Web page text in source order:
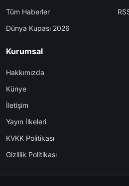
Tüm Haberler
Dünya Kupası 2026
Kurumsal
Hakkımızda
Künye
İletişim
Yayın İlkeleri
KVKK Politikası
Gizlilik Politikası